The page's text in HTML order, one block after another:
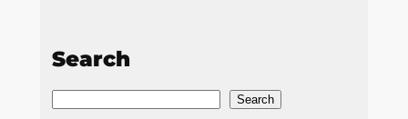
Search
S
Search